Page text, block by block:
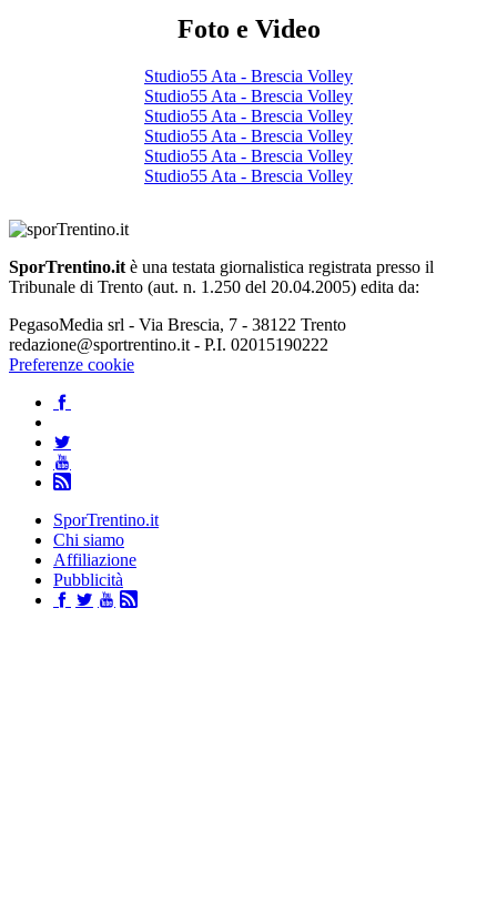
Foto e Video
Studio55 Ata - Brescia Volley
Studio55 Ata - Brescia Volley
Studio55 Ata - Brescia Volley
Studio55 Ata - Brescia Volley
Studio55 Ata - Brescia Volley
Studio55 Ata - Brescia Volley
SporTrentino.it è una testata giornalistica registrata presso il
Tribunale di Trento (aut. n. 1.250 del 20.04.2005) edita da:
PegasoMedia srl - Via Brescia, 7 - 38122 Trento
redazione@sportrentino.it - P.I. 02015190222
Preferenze cookie
SporTrentino.it
Chi siamo
Affiliazione
Pubblicità